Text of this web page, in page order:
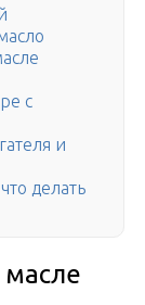
с
и
делать
масле